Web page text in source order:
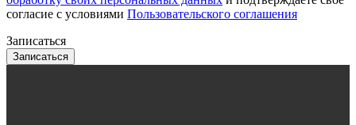
согласие с условиями Пользовательского соглашения
Записаться